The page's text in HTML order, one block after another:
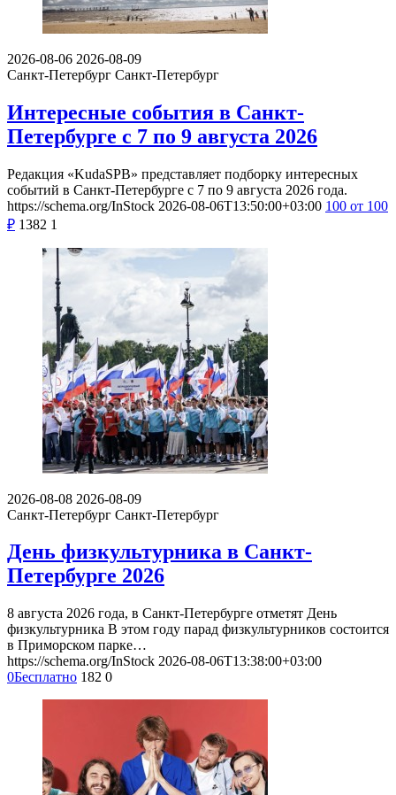
2026-08-06 2026-08-09
Санкт-Петербург Санкт-Петербург
Интересные события в Санкт-
Петербурге с 7 по 9 августа 2026
Редакция «KudaSPB» представляет подборку интересных
событий в Санкт-Петербурге с 7 по 9 августа 2026 года.
https://schema.org/InStock 2026-08-06T13:50:00+03:00 100 от 100
₽ 1382 1
2026-08-08 2026-08-09
Санкт-Петербург Санкт-Петербург
День физкультурника в Санкт-
Петербурге 2026
8 августа 2026 года, в Санкт-Петербурге отметят День
физкультурника В этом году парад физкультурников состоится
в Приморском парке…
https://schema.org/InStock 2026-08-06T13:38:00+03:00
0Бесплатно 182 0